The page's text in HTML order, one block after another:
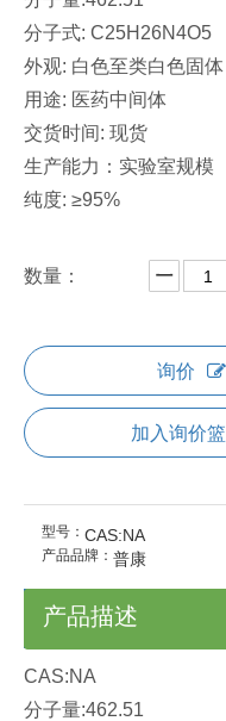
分子式: C25H26N4O5
外观: 白色至类白色固体
用途: 医药中间体
交货时间: 现货
生产能力：实验室规模
纯度: ≥95%
数量：
询价
加入询价篮
型号： CAS:NA
产品品牌： 普康
产品描述
CAS:NA
分子量:462.51